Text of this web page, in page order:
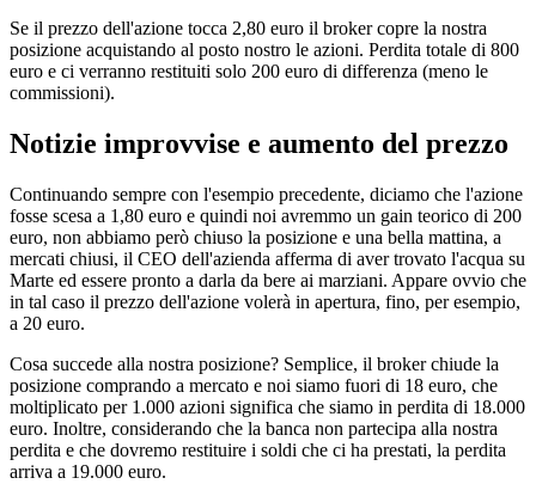
Se il prezzo dell'azione tocca 2,80 euro il broker copre la nostra
posizione acquistando al posto nostro le azioni. Perdita totale di 800
euro e ci verranno restituiti solo 200 euro di differenza (meno le
commissioni).
Notizie improvvise e aumento del prezzo
Continuando sempre con l'esempio precedente, diciamo che l'azione
fosse scesa a 1,80 euro e quindi noi avremmo un gain teorico di 200
euro, non abbiamo però chiuso la posizione e una bella mattina, a
mercati chiusi, il CEO dell'azienda afferma di aver trovato l'acqua su
Marte ed essere pronto a darla da bere ai marziani. Appare ovvio che
in tal caso il prezzo dell'azione volerà in apertura, fino, per esempio,
a 20 euro.
Cosa succede alla nostra posizione? Semplice, il broker chiude la
posizione comprando a mercato e noi siamo fuori di 18 euro, che
moltiplicato per 1.000 azioni significa che siamo in perdita di 18.000
euro. Inoltre, considerando che la banca non partecipa alla nostra
perdita e che dovremo restituire i soldi che ci ha prestati, la perdita
arriva a 19.000 euro.